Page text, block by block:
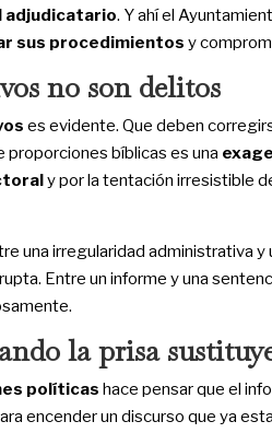
adjudicatario. Y ahí el
sus procedimientos y
no son delitos
es evidente. Que deben
proporciones bíblicas es una
y por la tentación irresistible
una irregularidad administrativa y
Entre un informe y una
la prisa
políticas hace pensar que el
encender un discurso que ya